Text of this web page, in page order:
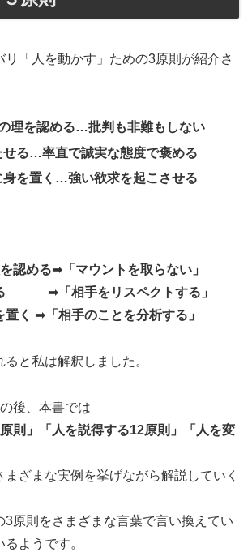
リ「人を動かす」ための3原則が紹介さ
理を認める…批判も非難もしない
せる…率直で誠実な態度で褒める
身を置く…強い欲求を起こさせる
認める➡︎ 「マウントを取らない」
➡︎ 「相手をリスペクトする」
く ➡︎ 「相手のことを分析する」
と私は解釈しました。
後、本書では
原則」「人を説得する12原則」「人を変
まざまな実例を挙げながら解説していく
3原則をさまざまな言葉で言い換えてい
ようです。